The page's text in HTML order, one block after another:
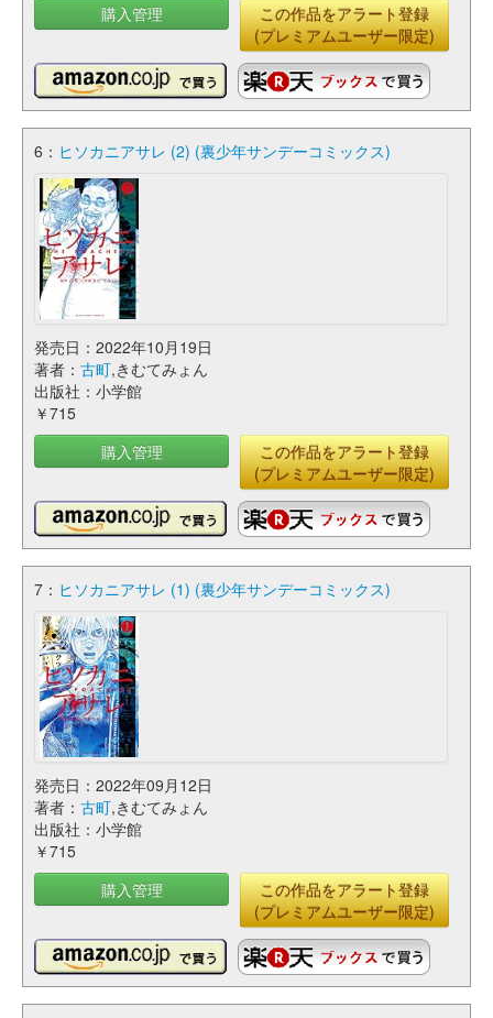
購入管理
この作品をアラート登録
(プレミアムユーザー限定)
6： ヒソカニアサレ (2) (裏少年サンデーコミックス)
発売日：2022年10月19日
著者： 古町,きむてみょん
出版社：小学館
￥715
購入管理
この作品をアラート登録
(プレミアムユーザー限定)
7： ヒソカニアサレ (1) (裏少年サンデーコミックス)
発売日：2022年09月12日
著者： 古町,きむてみょん
出版社：小学館
￥715
購入管理
この作品をアラート登録
(プレミアムユーザー限定)